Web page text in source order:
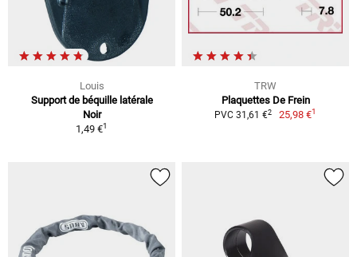
Louis
Support de béquille latérale
Noir
1,49 €1
TRW
Plaquettes De Frein
PVC 31,61 €2 25,98 €1